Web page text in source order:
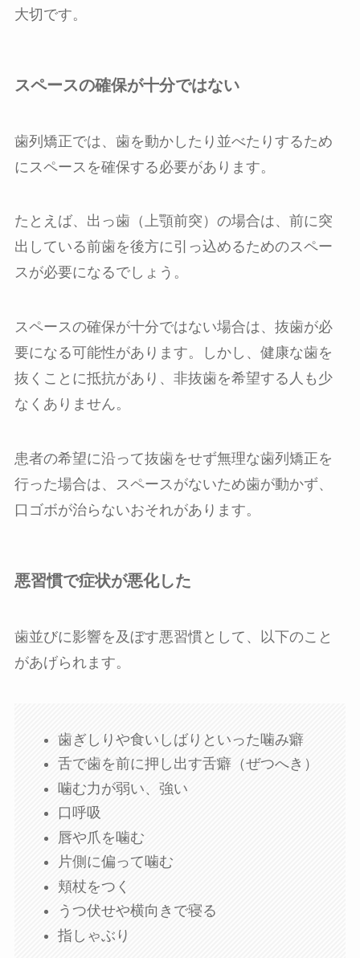
大切です。
スペースの確保が十分ではない
歯列矯正では、歯を動かしたり並べたりするため
にスペースを確保する必要があります。
たとえば、出っ歯（上顎前突）の場合は、前に突
出している前歯を後方に引っ込めるためのスペー
スが必要になるでしょう。
スペースの確保が十分ではない場合は、抜歯が必
要になる可能性があります。しかし、健康な歯を
抜くことに抵抗があり、非抜歯を希望する人も少
なくありません。
患者の希望に沿って抜歯をせず無理な歯列矯正を
行った場合は、スペースがないため歯が動かず、
口ゴボが治らないおそれがあります。
悪習慣で症状が悪化した
歯並びに影響を及ぼす悪習慣として、以下のこと
があげられます。
歯ぎしりや食いしばりといった噛み癖
舌で歯を前に押し出す舌癖（ぜつへき）
噛む力が弱い、強い
口呼吸
唇や爪を噛む
片側に偏って噛む
頬杖をつく
うつ伏せや横向きで寝る
指しゃぶり